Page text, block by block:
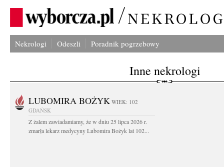
Nekrologi Odeszli Poradnik pogrzebowy
Inne nekrologi
LUBOMIRA BOŻYK WIEK: 102
GDAŃSK
Z żalem zawiadamiamy, że w dniu 25 lipca 2026 r.
zmarła lekarz medycyny Lubomira Bożyk lat 102...